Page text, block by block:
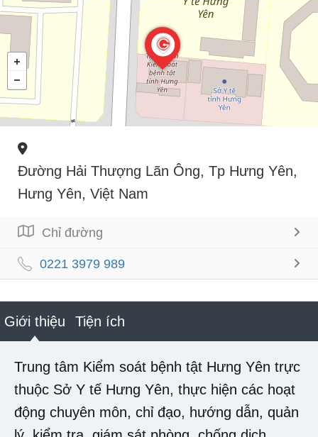
Đường Hải Thượng Lãn Ông, Tp Hưng Yên,
Hưng Yên, Việt Nam
Chỉ đường
0221 3979 989
Giới thiệu Tiện ích
Trung tâm Kiểm soát bệnh tật Hưng Yên trực
thuộc Sở Y tế Hưng Yên, thực hiện các hoạt
động chuyên môn, chỉ đạo, hướng dẫn, quản